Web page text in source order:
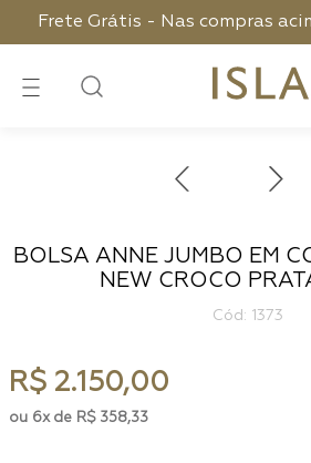
Frete Grátis - Nas compras
BOLSA ANNE JUMBO EM
NEW CROCO
: 1373
R$ 2.150,00
6 R$ 358,33